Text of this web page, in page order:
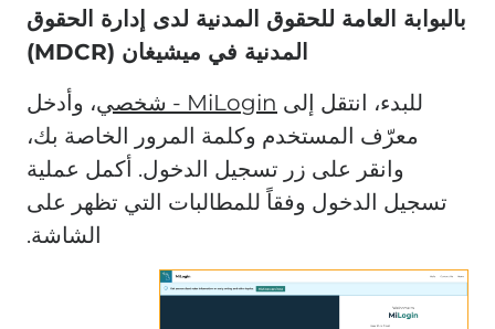
بالبوابة العامة للحقوق المدنية لدى إدارة الحقوق
المدنية في ميشيغان (MDCR)
للبدء، انتقل إلى MiLogin - شخصي
، وأدخل
معرّف المستخدم وكلمة المرور الخاصة بك،
وانقر على زر تسجيل الدخول. أكمل عملية
تسجيل الدخول وفقاً للمطالبات التي تظهر على
الشاشة.